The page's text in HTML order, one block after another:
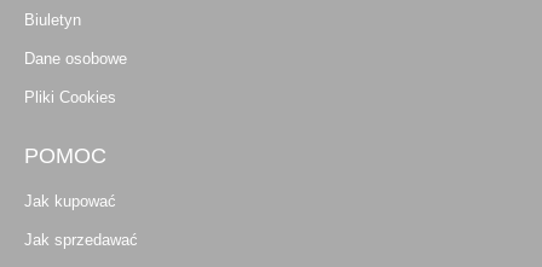
Biuletyn
Dane osobowe
Pliki Cookies
POMOC
Jak kupować
Jak sprzedawać